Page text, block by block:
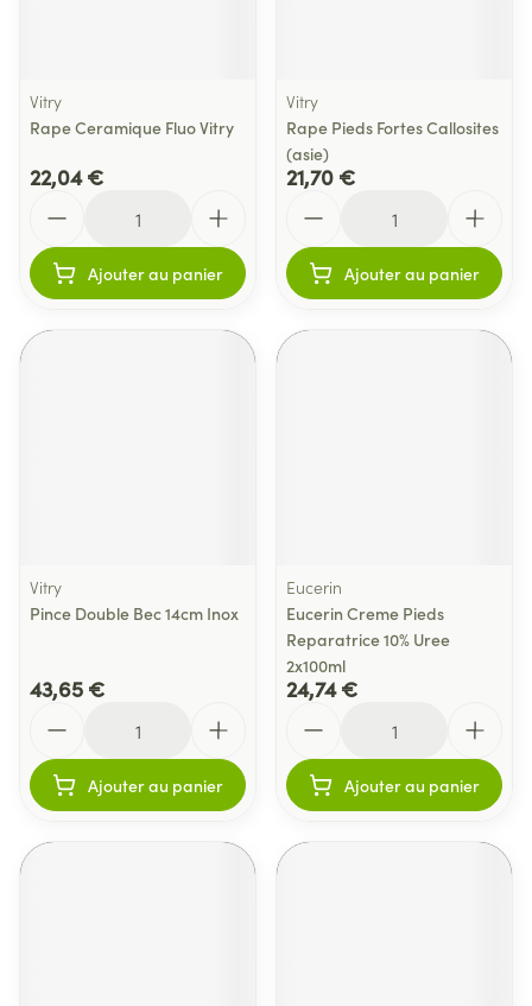
Vitry
Rape Ceramique Fluo Vitry
22,04 €
Ajouter au panier
Vitry
Rape Pieds Fortes Callosites
(asie)
21,70 €
Ajouter au panier
Vitry
Pince Double Bec 14cm Inox
43,65 €
Ajouter au panier
Eucerin
Eucerin Creme Pieds
Reparatrice 10% Uree
2x100ml
24,74 €
Ajouter au panier